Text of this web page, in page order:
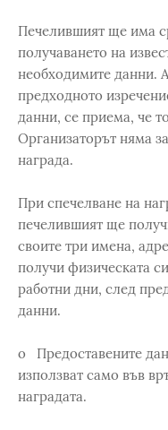
Печелившият ще има
получаването на
необходимите данни.
предходното
данни, се приема, че
Организаторът няма
награда.
При спечелване на
печелившият ще
своите три имена,
получи физическата
работни дни, след
данни.
o Предоставените
използват само във
наградата.